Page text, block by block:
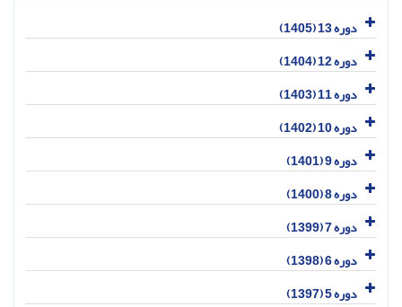
دوره 13 (1405)
دوره 12 (1404)
دوره 11 (1403)
دوره 10 (1402)
دوره 9 (1401)
دوره 8 (1400)
دوره 7 (1399)
دوره 6 (1398)
دوره 5 (1397)